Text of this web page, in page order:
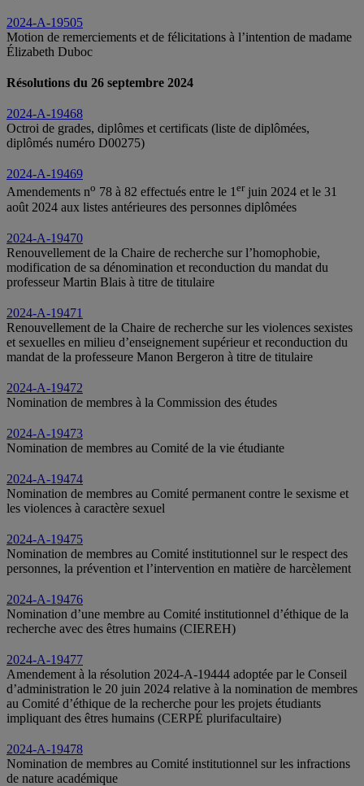
2024-A-19505
Motion de remerciements et de félicitations à l’intention de madame
Élizabeth Duboc
Résolutions du 26 septembre 2024
2024-A-19468
Octroi de grades, diplômes et certificats (liste de diplômées,
diplômés numéro D00275)
2024-A-19469
Amendements no 78 à 82 effectués entre le 1er juin 2024 et le 31
août 2024 aux listes antérieures des personnes diplômées
2024-A-19470
Renouvellement de la Chaire de recherche sur l’homophobie,
modification de sa dénomination et reconduction du mandat du
professeur Martin Blais à titre de titulaire
2024-A-19471
Renouvellement de la Chaire de recherche sur les violences sexistes
et sexuelles en milieu d’enseignement supérieur et reconduction du
mandat de la professeure Manon Bergeron à titre de titulaire
2024-A-19472
Nomination de membres à la Commission des études
2024-A-19473
Nomination de membres au Comité de la vie étudiante
2024-A-19474
Nomination de membres au Comité permanent contre le sexisme et
les violences à caractère sexuel
2024-A-19475
Nomination de membres au Comité institutionnel sur le respect des
personnes, la prévention et l’intervention en matière de harcèlement
2024-A-19476
Nomination d’une membre au Comité institutionnel d’éthique de la
recherche avec des êtres humains (CIEREH)
2024-A-19477
Amendement à la résolution 2024-A-19444 adoptée par le Conseil
d’administration le 20 juin 2024 relative à la nomination de membres
au Comité d’éthique de la recherche pour les projets étudiants
impliquant des êtres humains (CERPÉ plurifacultaire)
2024-A-19478
Nomination de membres au Comité institutionnel sur les infractions
de nature académique